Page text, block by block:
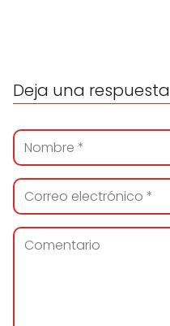
Deja una respuesta